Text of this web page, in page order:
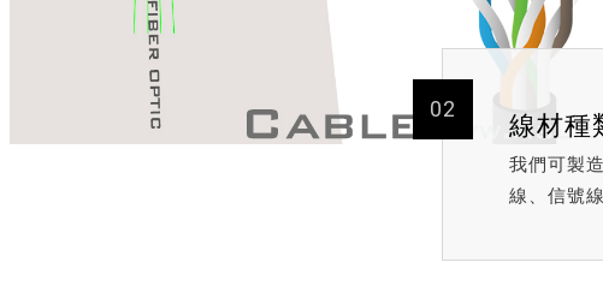
02
線材種
我們可製
線、信號